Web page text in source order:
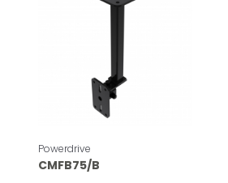
Powerdrive
CMFB75/B